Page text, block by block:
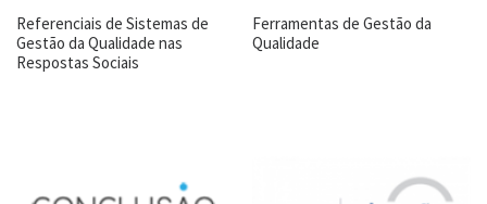
Referenciais de Sistemas de
Gestão da Qualidade nas
Respostas Sociais
Ferramentas de Gestão da
Qualidade